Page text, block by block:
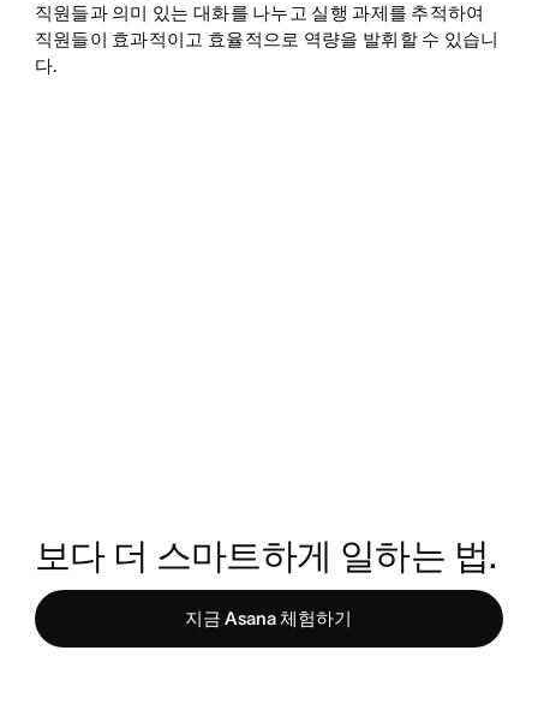
직원들과 의미 있는 대화를 나누고 실행 과제를 추적하여
직원들이 효과적이고 효율적으로 역량을 발휘할 수 있습니
다.
지금 Asana 체험하기